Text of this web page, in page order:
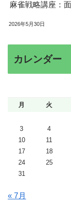
麻雀戦略講座：
2026年5月30日
カレンダー
月 火
3
4
10
11
17
18
24
25
31
« 7月